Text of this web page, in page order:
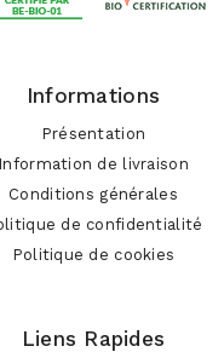
Informations
Présentation
Information de livraison
Conditions générales
de confidentialité
Politique de cookies
Liens Rapides